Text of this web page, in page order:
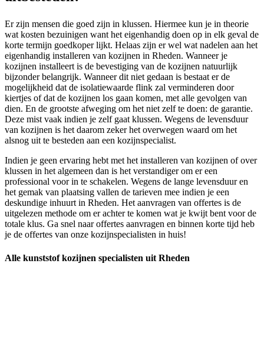
Er zijn mensen die goed zijn in klussen. Hiermee kun je in theorie
wat kosten bezuinigen want het eigenhandig doen op in elk geval de
korte termijn goedkoper lijkt. Helaas zijn er wel wat nadelen aan het
eigenhandig installeren van kozijnen in Rheden. Wanneer je
kozijnen installeert is de bevestiging van de kozijnen natuurlijk
bijzonder belangrijk. Wanneer dit niet gedaan is bestaat er de
mogelijkheid dat de isolatiewaarde flink zal verminderen door
kiertjes of dat de kozijnen los gaan komen, met alle gevolgen van
dien. En de grootste afweging om het niet zelf te doen: de garantie.
Deze mist vaak indien je zelf gaat klussen. Wegens de levensduur
van kozijnen is het daarom zeker het overwegen waard om het
alsnog uit te besteden aan een kozijnspecialist.
Indien je geen ervaring hebt met het installeren van kozijnen of over
klussen in het algemeen dan is het verstandiger om er een
professional voor in te schakelen. Wegens de lange levensduur en
het gemak van plaatsing vallen de tarieven mee indien je een
deskundige inhuurt in Rheden. Het aanvragen van offertes is de
uitgelezen methode om er achter te komen wat je kwijt bent voor de
totale klus. Ga snel naar offertes aanvragen en binnen korte tijd heb
je de offertes van onze kozijnspecialisten in huis!
Alle kunststof kozijnen specialisten uit Rheden